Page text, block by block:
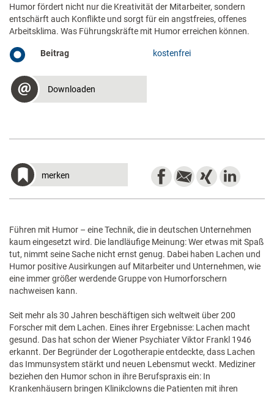
Humor fördert nicht nur die Kreativität der Mitarbeiter, sondern
entschärft auch Konflikte und sorgt für ein angstfreies, offenes
Arbeitsklima. Was Führungskräfte mit Humor erreichen können.
Beitrag kostenfrei
Downloaden
merken
Führen mit Humor – eine Technik, die in deutschen Unternehmen
kaum eingesetzt wird. Die landläufige Meinung: Wer etwas mit Spaß
tut, nimmt seine Sache nicht ernst genug. Dabei haben Lachen und
Humor positive Ausirkungen auf Mitarbeiter und Unternehmen, wie
eine immer größer werdende Gruppe von Humorforschern
nachweisen kann.
Seit mehr als 30 Jahren beschäftigen sich weltweit über 200
Forscher mit dem Lachen. Eines ihrer Ergebnisse: Lachen macht
gesund. Das hat schon der Wiener Psychiater Viktor Frankl 1946
erkannt. Der Begründer der Logotherapie entdeckte, dass Lachen
das Immunsystem stärkt und neuen Lebensmut weckt. Mediziner
beziehen den Humor schon in ihre Berufspraxis ein: In
Krankenhäusern bringen Klinikclowns die Patienten mit ihren